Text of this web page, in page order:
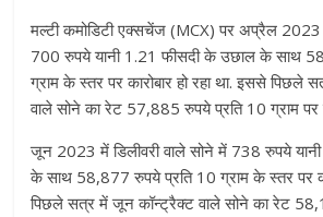
मल्टी कमोडिटी एक्सचेंज (MCX) पर अप्रैल 2023
700 रुपये यानी 1.21 फीसदी के उछाल के साथ
ग्राम के स्तर पर कारोबार हो रहा था. इससे पिछले
वाले सोने का रेट 57,885 रुपये प्रति 10 ग्राम पर
जून 2023 में डिलीवरी वाले सोने में 738 रुपये
के साथ 58,877 रुपये प्रति 10 ग्राम के स्तर पर
पिछले सत्र में जून कॉन्ट्रैक्ट वाले सोने का रेट